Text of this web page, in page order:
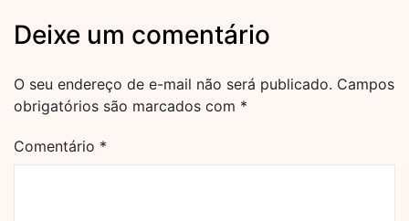
Deixe um comentário
O seu endereço de e-mail não será publicado. Campos
obrigatórios são marcados com *
Comentário *